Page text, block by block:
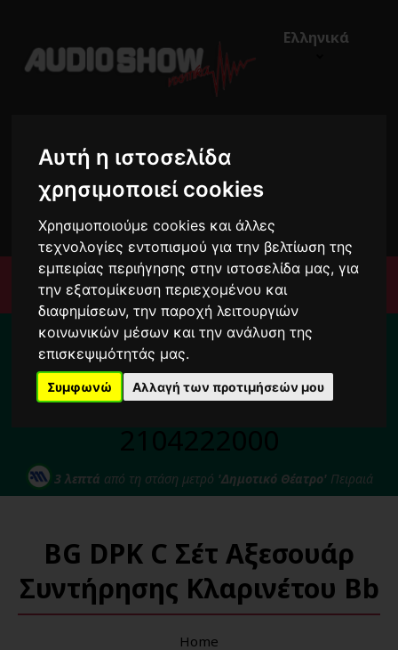
Αυτή η ιστοσελίδα
χρησιμοποιεί cookies
Χρησιμοποιούμε cookies και άλλες
τεχνολογίες εντοπισμού για την βελτίωση της
εμπειρίας περιήγησης στην ιστοσελίδα μας, για
την εξατομίκευση περιεχομένου και
διαφημίσεων, την παροχή λειτουργιών
κοινωνικών μέσων και την ανάλυση της
επισκεψιμότητάς μας.
Συμφωνώ Αλλαγή των προτιμήσεών μου
Ελληνικά
Μενού
Για το διάστημα από 10/8 ως 24/8 οι
παραγγελίες σας ενδέχεται να
καθυστερήσουν !
Για κάθε σας απορία καλέστε μας στο:
3 λεπτά από τη στάση μετρό 'Δημοτικό Θέατρο'Πειραιά
BG DPK C Σέτ Αξεσουάρ
Συντήρησης Κλαρινέτου Bb
Home